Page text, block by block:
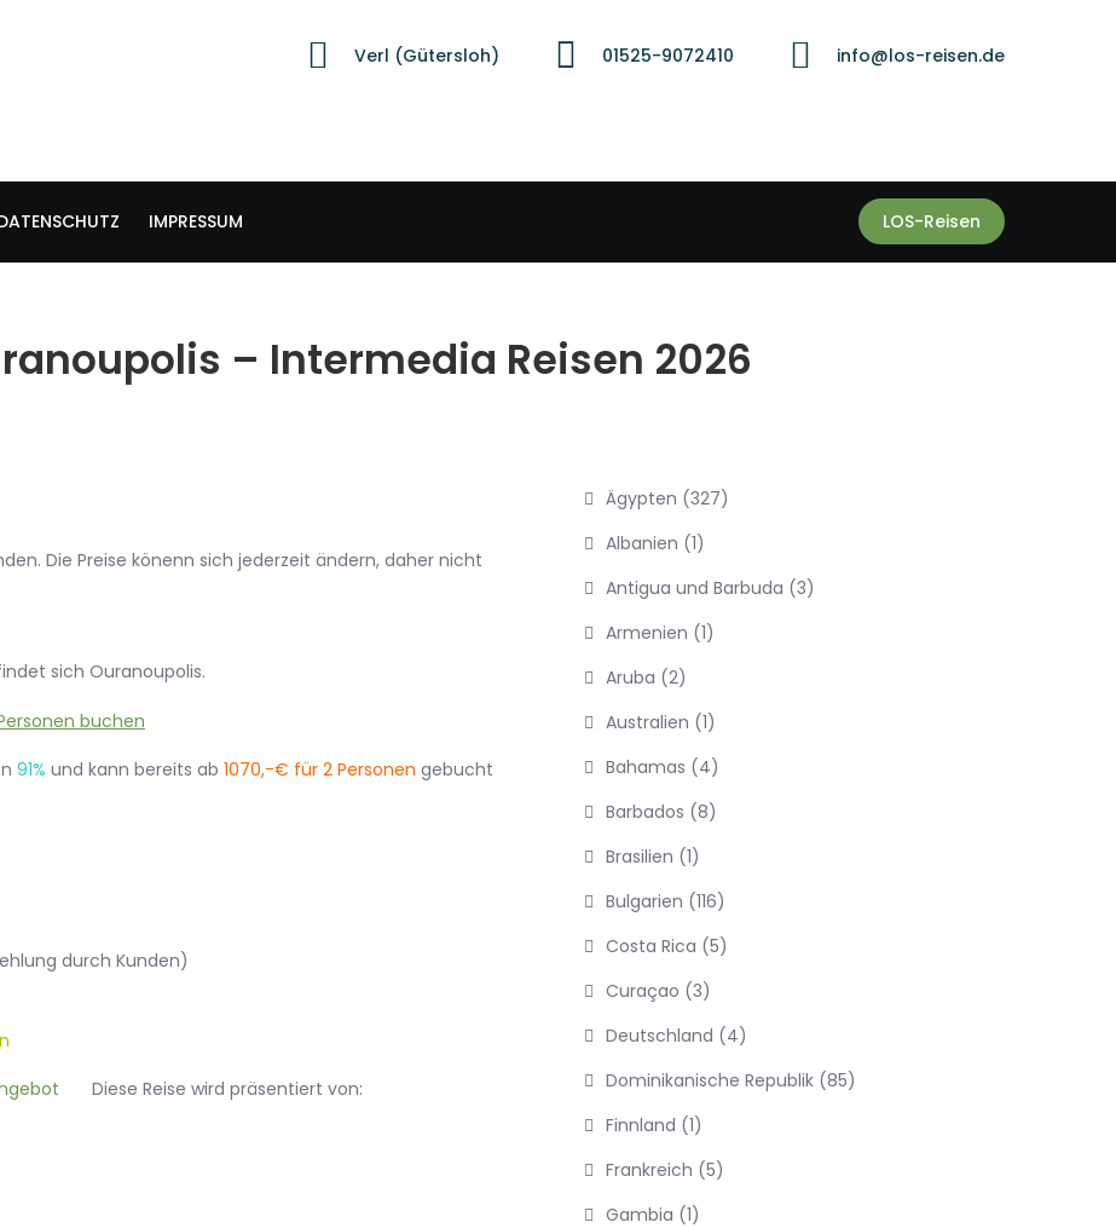
Verl (Gütersloh) 01525-9072410 info@los-reisen.de
IMPRESSUM LOS-Reisen
– Intermedia Reisen 2026
Die Preise könenn sich jederzeit ändern, daher nicht
sich Ouranoupolis.
91% und kann bereits ab 1070,-€ für 2 Personen gebucht
durch Kunden)
Diese Reise wird präsentiert von:
Ägypten (327)
Albanien (1)
Antigua und Barbuda (3)
Armenien (1)
Aruba (2)
Australien (1)
Bahamas (4)
Barbados (8)
Brasilien (1)
Bulgarien (116)
Costa Rica (5)
Curaçao (3)
Deutschland (4)
Dominikanische Republik (85)
Finnland (1)
Frankreich (5)
Gambia (1)